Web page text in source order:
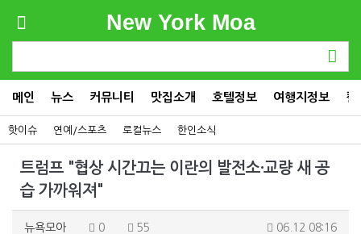
New York Moa
메인 뉴스 커뮤니티 맛집소개 호텔정보 여행지정보 컬
핫이슈 연예/스포츠 로컬뉴스 한인소식
트럼프 "협상 시간끄는 이란의 발전소·교량 새 공
습 가까워져"
뉴욕모아 0 55 06.12 08:16